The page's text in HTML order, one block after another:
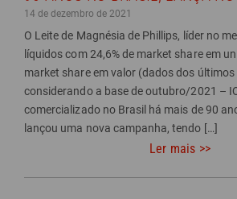
14 de dezembro de 2021
O Leite de Magnésia de Phillips, líder no
líquidos com 24,6% de market share em
market share em valor (dados dos últimos
considerando a base de outubro/2021 –
comercializado no Brasil há mais de 90
lançou uma nova campanha, tendo […]
Ler mais >>